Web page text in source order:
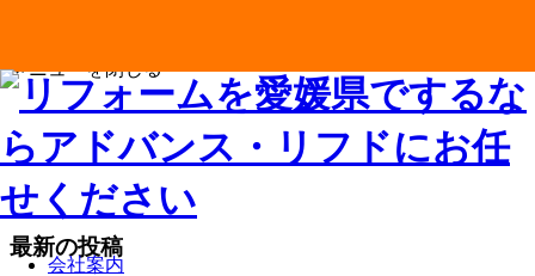
会社案内
メニューを閉じる
最新の投稿